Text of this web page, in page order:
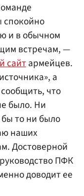
спокойно
и в обычном
встречам, —
сайтармейцев.
а
что
было. Ни
то ни было
наших
Достоверной
ПФК
доводит ее